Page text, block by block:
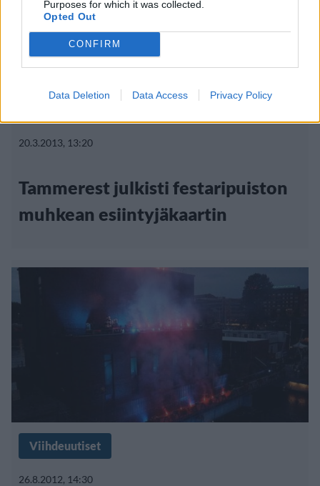
Purposes for which it was collected.
Opted Out
CONFIRM
Data Deletion Data Access Privacy Policy
20.3.2013, 13:20
Tammerest julkisti festaripuiston
muhkean esiintyjäkaartin
Viihdeuutiset
26.8.2012, 14:30